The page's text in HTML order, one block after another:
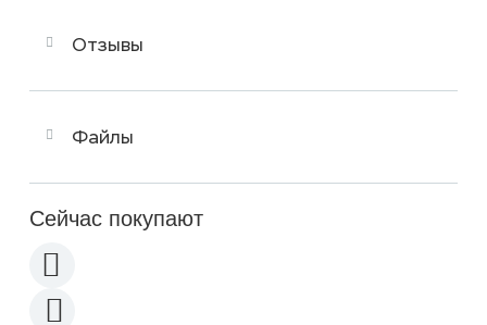
Отзывы
Файлы
Сейчас покупают